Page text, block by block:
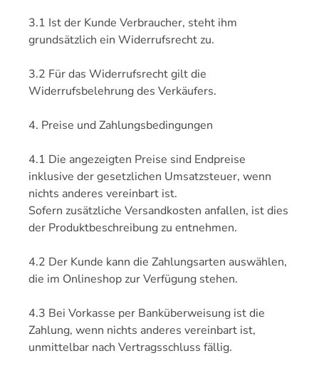
3.1 Ist der Kunde Verbraucher, steht ihm
grundsätzlich ein Widerrufsrecht zu.
3.2 Für das Widerrufsrecht gilt die
Widerrufsbelehrung des Verkäufers.
4. Preise und Zahlungsbedingungen
4.1 Die angezeigten Preise sind Endpreise
inklusive der gesetzlichen Umsatzsteuer, wenn
nichts anderes vereinbart ist.
Sofern zusätzliche Versandkosten anfallen, ist dies
der Produktbeschreibung zu entnehmen.
4.2 Der Kunde kann die Zahlungsarten auswählen,
die im Onlineshop zur Verfügung stehen.
4.3 Bei Vorkasse per Banküberweisung ist die
Zahlung, wenn nichts anderes vereinbart ist,
unmittelbar nach Vertragsschluss fällig.